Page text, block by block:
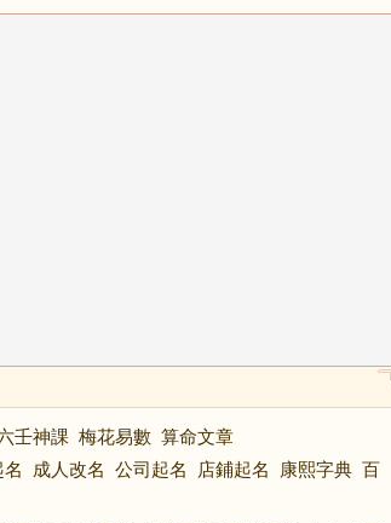
壬神課 梅花易數 算命文章
成人改名 公司起名 店鋪起名 康熙字典 百